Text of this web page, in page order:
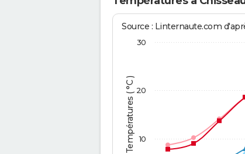
Températures ( °C )
Source : Linternaute.com
10
20
30